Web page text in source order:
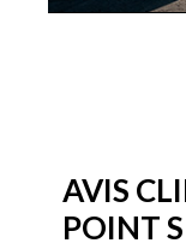
AVIS
POINT